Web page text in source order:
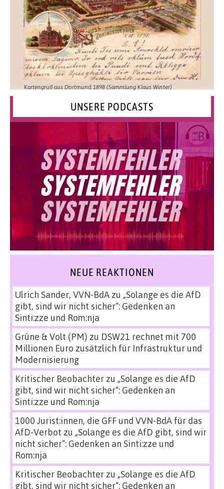
Kartengruß aus Dortmund 1898 (Sammlung Klaus Winter)
UNSERE PODCASTS
NEUE REAKTIONEN
Ulrich Sander, VVN-BdAzu „Solange es die AfD
gibt, sind wir nicht sicher“: Gedenken an
Sinti:zze und Rom:nja
Grüne & Volt (PM) zu DSW21 rechnet mit 700
Millionen Euro zusätzlich für Infrastruktur und
Modernisierung
Kritischer Beobachterzu „Solange es die AfD
gibt, sind wir nicht sicher“: Gedenken an
Sinti:zze und Rom:nja
1000 Jurist:innen, die GFF und VVN-BdA für das
AfD-Verbot zu „Solange es die AfD gibt, sind wir
nicht sicher“: Gedenken an Sinti:zze und
Rom:nja
Kritischer Beobachterzu „Solange es die AfD
gibt, sind wir nicht sicher“: Gedenken an